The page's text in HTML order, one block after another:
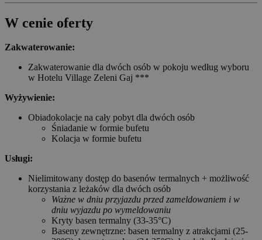
W cenie oferty
Zakwaterowanie:
Zakwaterowanie dla dwóch osób w pokoju według wyboru
w Hotelu Village Zeleni Gaj ***
Wyżywienie:
Obiadokolacje na cały pobyt dla dwóch osób
Śniadanie w formie bufetu
Kolacja w formie bufetu
Usługi:
Nielimitowany dostęp do basenów termalnych + możliwość
korzystania z leżaków dla dwóch osób
Ważne w dniu przyjazdu przed zameldowaniem i w
dniu wyjazdu po wymeldowaniu
Kryty basen termalny (33-35°C)
Baseny zewnętrzne: basen termalny z atrakcjami (25-